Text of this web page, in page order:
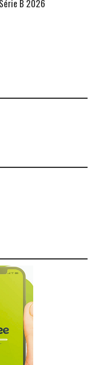
B 2026